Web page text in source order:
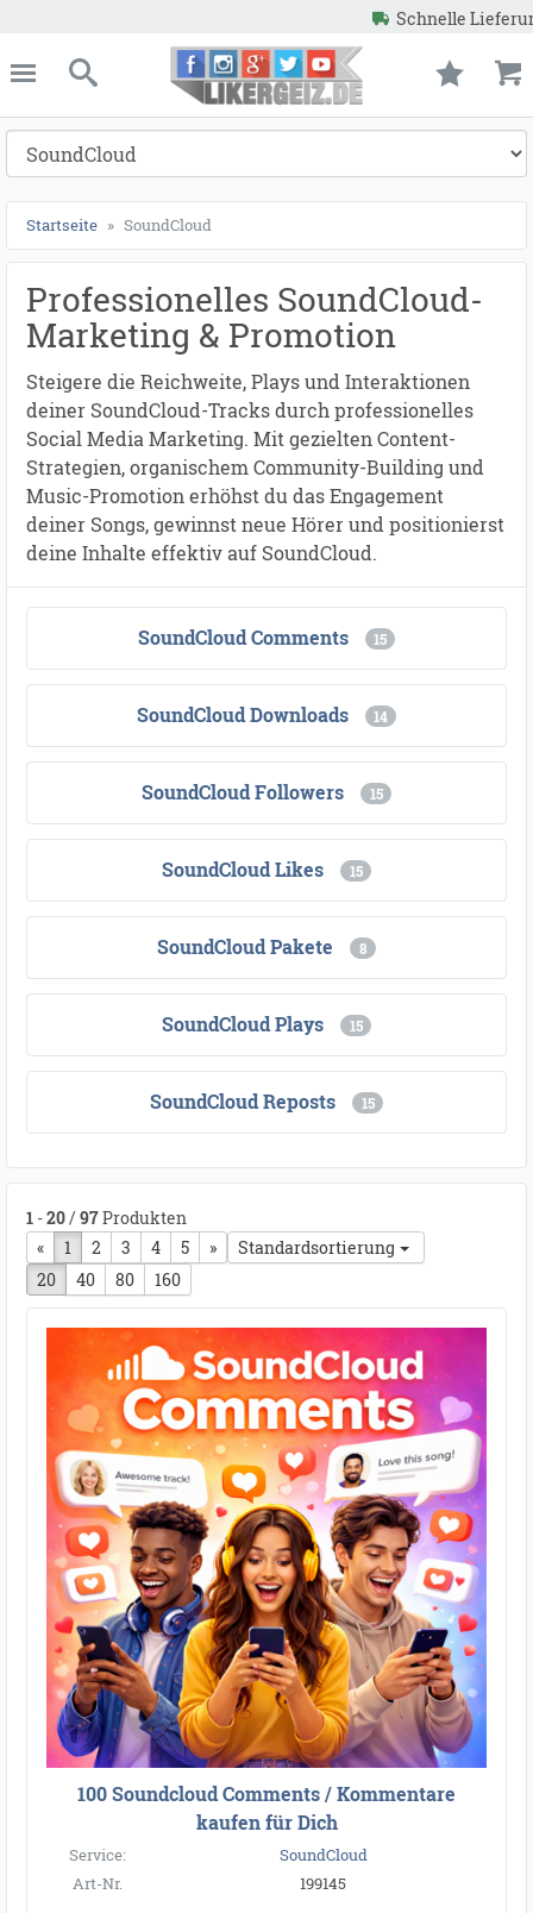
Garantierte Ergebnisse
Likergeiz.de
schließen
Suche
Startseite SoundCloud
Professionelles SoundCloud-
Marketing & Promotion
Steigere die Reichweite, Plays und Interaktionen
deiner SoundCloud-Tracks durch professionelles
Social Media Marketing. Mit gezielten Content-
Strategien, organischem Community-Building und
Music-Promotion erhöhst du das Engagement
deiner Songs, gewinnst neue Hörer und positionierst
deine Inhalte effektiv auf SoundCloud.
SoundCloud Comments 15
SoundCloud Downloads 14
SoundCloud Followers 15
SoundCloud Likes 15
SoundCloud Pakete 8
SoundCloud Plays 15
SoundCloud Reposts 15
1 -20/ 97Produkten
« vorherige Seite
1 2 3 4 5 nächste Seite
»
Standardsortierung
20
40 80 160
100 Soundcloud Comments / Kommentare
kaufen für Dich
Service:
SoundCloud
Art-Nr.
199145